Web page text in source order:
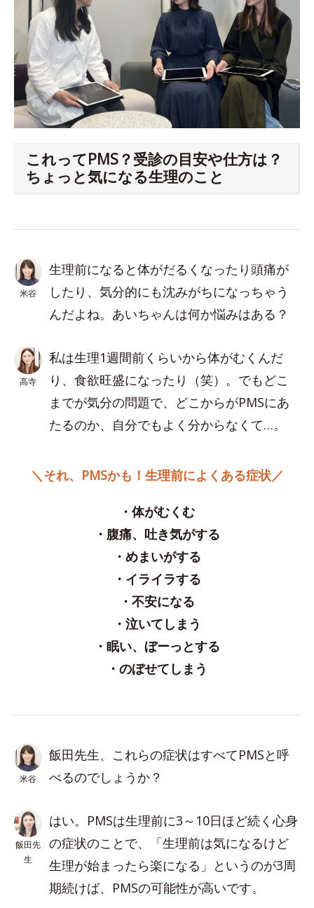
これってPMS？受診の目安や仕方は？
ちょっと気になる生理のこと
米谷
生理前になると体がだるくなったり頭痛が
したり、気分的にも沈みがちになっちゃう
んだよね。あいちゃんは何か悩みはある？
高寺
私は生理1週間前くらいから体がむくんだ
り、食欲旺盛になったり（笑）。でもどこ
までが気分の問題で、どこからがPMSにあ
たるのか、自分でもよく分からなくて…。
＼それ、PMSかも！生理前によくある症状／
・体がむくむ
・腹痛、吐き気がする
・めまいがする
・イライラする
・不安になる
・泣いてしまう
・眠い、ぼーっとする
・のぼせてしまう
米谷
飯田先生、これらの症状はすべてPMSと呼
べるのでしょうか？
飯田先
生
はい。PMSは生理前に3～10日ほど続く心身
の症状のことで、「生理前は気になるけど
生理が始まったら楽になる」というのが3周
期続けば、PMSの可能性が高いです。